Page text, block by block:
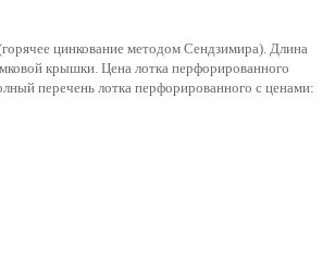
цинкование методом Сендзимира). Длина
крышки. Цена лотка перфорированного
перечень лотка перфорированного с ценами: